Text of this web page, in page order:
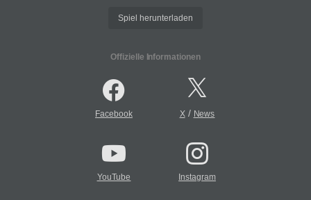
Spiel herunterladen
Offizielle Informationen
Facebook X/ News
YouTube Instagram